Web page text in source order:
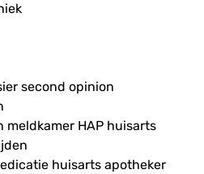
second opinion
HAP huisarts
huisarts apotheker